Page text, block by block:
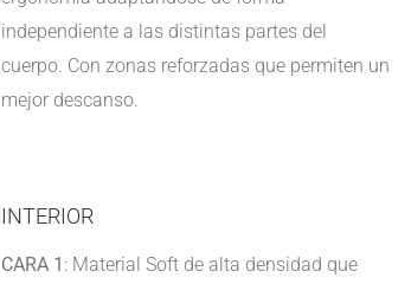
independiente a las distintas partes del
cuerpo. Con zonas reforzadas que permiten un
mejor descanso.
INTERIOR
CARA 1 : Material Soft de alta densidad que